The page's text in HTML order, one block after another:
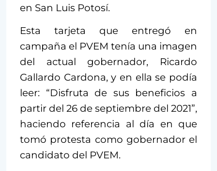
en San Luis Potosí.
Esta tarjeta que entregó en
campaña el PVEM tenía una imagen
del actual gobernador, Ricardo
Gallardo Cardona, y en ella se podía
leer: “Disfruta de sus beneficios a
partir del 26 de septiembre del 2021”,
haciendo referencia al día en que
tomó protesta como gobernador el
candidato del PVEM.